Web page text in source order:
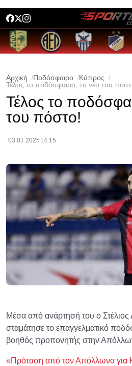
Αρχική Ποδόσφαιρο
Κύπρος
Τέλος το ποδόσφαιρο, το νέο του
Τέλος το
του πόστο!
03.01.2025 14:15
Μέσα από ανάρτησή του ο
σταμάτησε το επαγγελματικό
βοηθός προπονητής στην
«Πρόταση από τον Απόλλωνα για